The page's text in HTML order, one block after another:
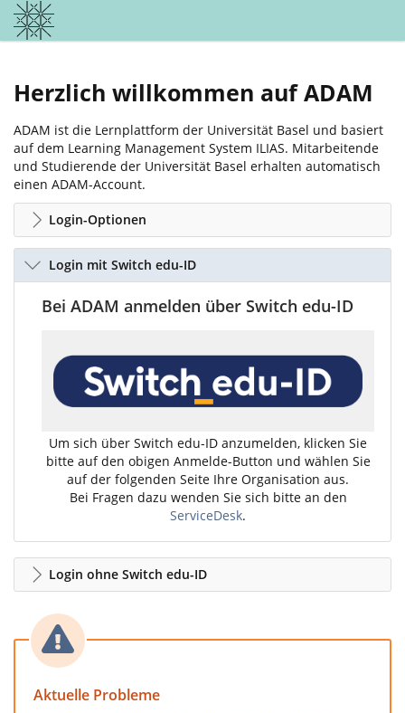
Herzlich willkommen auf ADAM
ADAM ist die Lernplattform der Universität Basel und basiert
auf dem Learning Management System ILIAS. Mitarbeitende
und Studierende der Universität Basel erhalten automatisch
einen ADAM-Account.
Login-Optionen
Login mit Switch edu-ID
Bei ADAM anmelden über Switch edu-ID
Um sich über Switch edu-ID anzumelden, klicken Sie
bitte auf den obigen Anmelde-Button und wählen Sie
auf der folgenden Seite Ihre Organisation aus.
Bei Fragen dazu wenden Sie sich bitte an den
ServiceDesk.
Login ohne Switch edu-ID
Aktuelle Probleme